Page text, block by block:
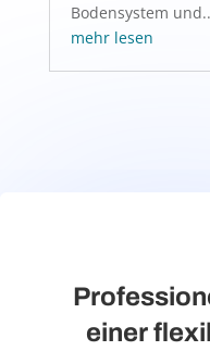
Bodensystem
mehr lesen
einer